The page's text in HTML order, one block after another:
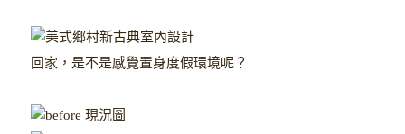
回家，是不是感覺置身度假環境呢？